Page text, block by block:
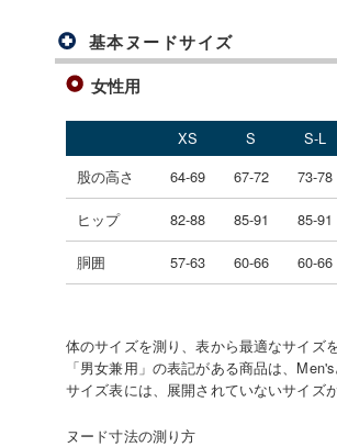
基本ヌードサイズ
女性用
XS S S-L
股の高さ
64-69 67-72 73-78
ヒップ 82-88 85-91 85-91
胴囲 57-63 60-66 60-66
体のサイズを測り、表から最適なサイズ
「男女兼用」の表記がある商品は、
サイズ表には、展開されていないサイズ
ヌード寸法の測り方